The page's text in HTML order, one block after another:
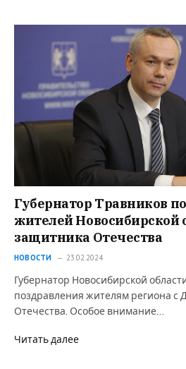
Губернатор Травников
жителей Новосибирской
защитника Отечества
НОВОСТИ 23.02.2024
Губернатор Новосибирской
поздравления жителям региона с
Отечества. Особое внимание…
Читать далее